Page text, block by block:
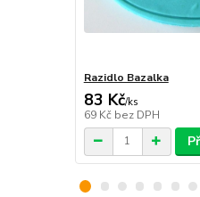
Razidlo Bazalka
83 Kč/ks
69 Kč bez DPH